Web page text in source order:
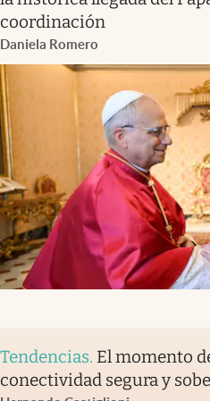
coordinación
Daniela Romero
Tendencias. El momento
conectividad segura y